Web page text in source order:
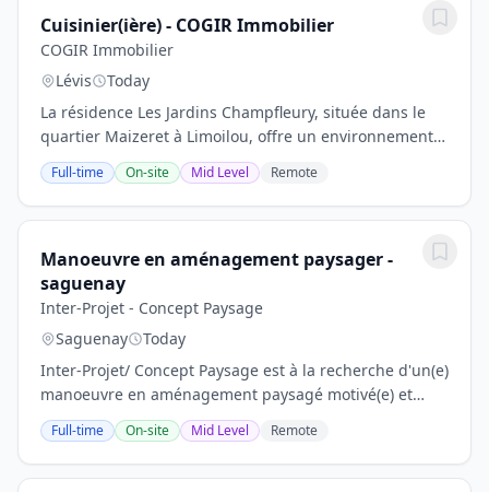
Cuisinier(ière) - COGIR Immobilier
COGIR Immobilier
Lévis
Today
La résidence Les Jardins Champfleury, située dans le
quartier Maizeret à Limoilou, offre un environnement
de travail convivial, une ambiance chaleureuse et une
excellente qualité de vie! Nous sommes...
Full-time On-site Mid Level Remote
Manoeuvre en aménagement paysager -
saguenay
Inter-Projet - Concept Paysage
Saguenay
Today
Inter-Projet/ Concept Paysage est à la recherche d'un(e)
manoeuvre en aménagement paysagé motivé(e) et
fiable pour rejoindre notre équipe. La personne
sélectionnée participera à l'aménagement et à...
Full-time On-site Mid Level Remote